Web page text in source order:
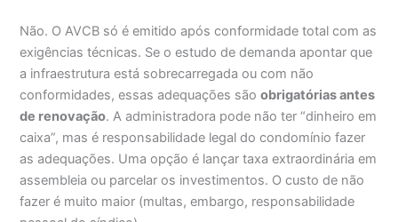
Não. O AVCB só é emitido após conformidade total com as
exigências técnicas. Se o estudo de demanda apontar que
a infraestrutura está sobrecarregada ou com não
conformidades, essas adequações sãoobrigatórias antes
de renovação. A administradora pode não ter “dinheiro em
caixa”, mas é responsabilidade legal do condomínio fazer
as adequações. Uma opção é lançar taxa extraordinária em
assembleia ou parcelar os investimentos. O custo de não
fazer é muito maior (multas, embargo, responsabilidade